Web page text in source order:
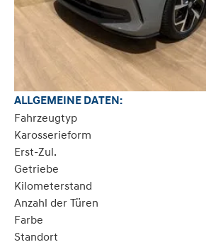
ALLGEMEINE DATEN:
Fahrzeugtyp
Karosserieform
Erst-Zul.
Getriebe
Kilometerstand
Anzahl der Türen
Farbe
Standort